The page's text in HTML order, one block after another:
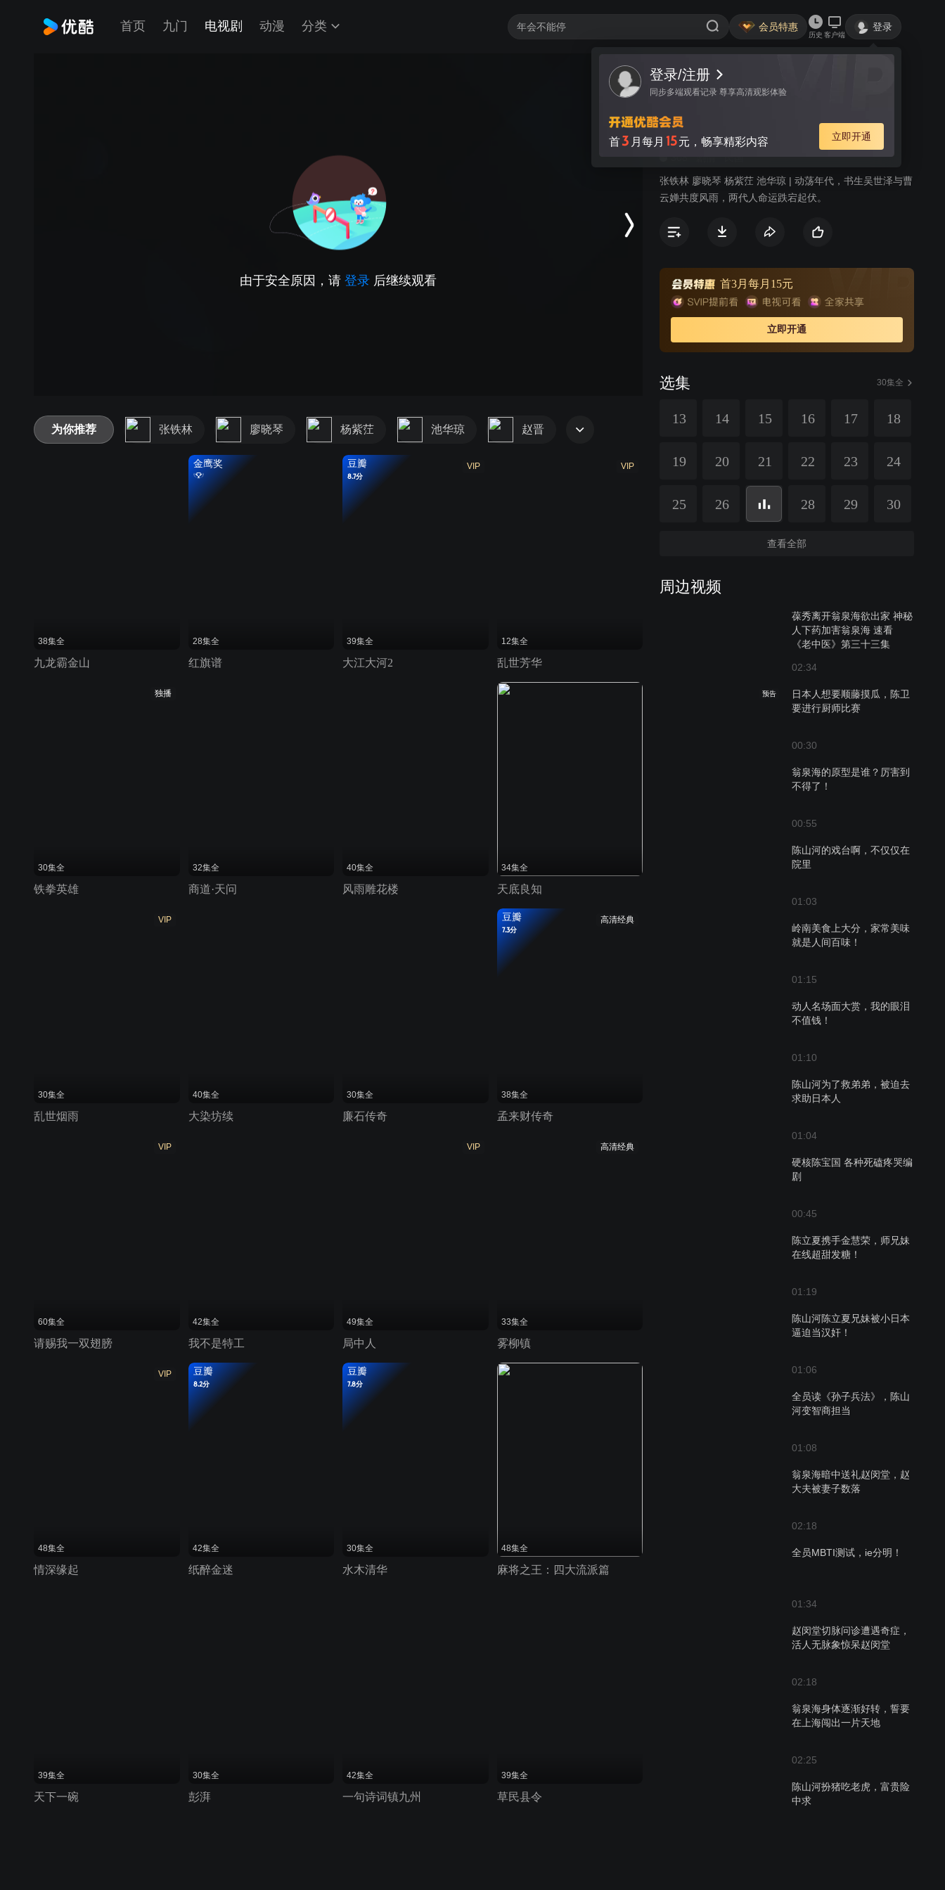
首页 九门 电视剧 动漫 分类 会员特惠
历史 客户端
登录
登录/注册
同步多端观看记录 尊享高清观影体验
首3 月每月 15元，畅享精彩内容 立即开通
由于安全原因，请 登录 后继续观看
视频 讨论
文房四宝
民国
张铁林 廖晓琴 杨紫茳 池华琼 | 动荡年代，书生吴世泽与曹
云婵共度风雨，两代人命运跌宕起伏。
首3月每月15元
立即开通
选集 30集全
13 14 15 16 17 18
19 20 21 22 23 24
25 26 28 29 30
查看全部
周边视频
葆秀离开翁泉海欲出家 神秘
人下药加害翁泉海 速看
《老中医》第三十三集
02:34
预告
日本人想要顺藤摸瓜，陈卫
要进行厨师比赛
00:30
翁泉海的原型是谁？厉害到
不得了！
00:55
陈山河的戏台啊，不仅仅在
院里
01:03
岭南美食上大分，家常美味
就是人间百味！
01:15
动人名场面大赏，我的眼泪
不值钱！
01:10
陈山河为了救弟弟，被迫去
求助日本人
01:04
硬核陈宝国 各种死磕疼哭编
剧
00:45
陈立夏携手金慧荣，师兄妹
在线超甜发糖！
01:19
陈山河陈立夏兄妹被小日本
逼迫当汉奸！
01:06
全员读《孙子兵法》，陈山
河变智商担当
01:08
翁泉海暗中送礼赵闵堂，赵
大夫被妻子数落
02:18
全员MBTI测试，ie分明！
01:34
赵闵堂切脉问诊遭遇奇症，
活人无脉象惊呆赵闵堂
02:18
翁泉海身体逐渐好转，誓要
在上海闯出一片天地
02:25
陈山河扮猪吃老虎，富贵险
中求
为你推荐 张铁林 廖晓琴 杨紫茳 池华琼 赵晋
38集全
九龙霸金山
金鹰奖
28集全
红旗谱
VIP
豆瓣
8.7分
39集全
大江大河2
VIP
12集全
乱世芳华
独播
30集全
铁拳英雄
32集全
商道·天问
40集全
风雨雕花楼
34集全
天底良知
VIP
30集全
乱世烟雨
40集全
大染坊续
30集全
廉石传奇
高清经典
豆瓣
7.3分
38集全
孟来财传奇
VIP
60集全
请赐我一双翅膀
42集全
我不是特工
VIP
49集全
局中人
高清经典
33集全
雾柳镇
VIP
48集全
情深缘起
豆瓣
8.2分
42集全
纸醉金迷
豆瓣
7.8分
30集全
水木清华
48集全
麻将之王：四大流派篇
39集全
天下一碗
30集全
彭湃
42集全
一句诗词镇九州
39集全
草民县令